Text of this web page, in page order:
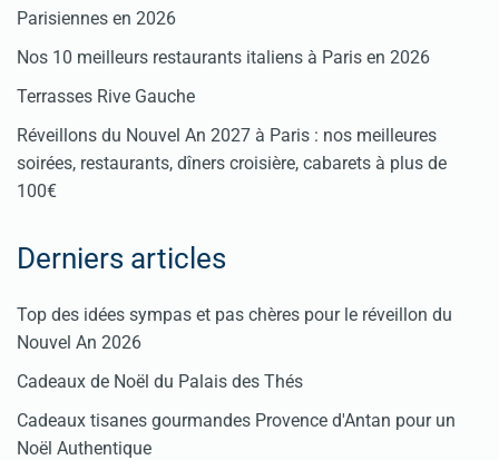
Parisiennes en 2026
Nos 10 meilleurs restaurants italiens à Paris en 2026
Terrasses Rive Gauche
Réveillons du Nouvel An 2027 à Paris : nos meilleures
soirées, restaurants, dîners croisière, cabarets à plus de
100€
Derniers articles
Top des idées sympas et pas chères pour le réveillon du
Nouvel An 2026
Cadeaux de Noël du Palais des Thés
Cadeaux tisanes gourmandes Provence d'Antan pour un
Noël Authentique